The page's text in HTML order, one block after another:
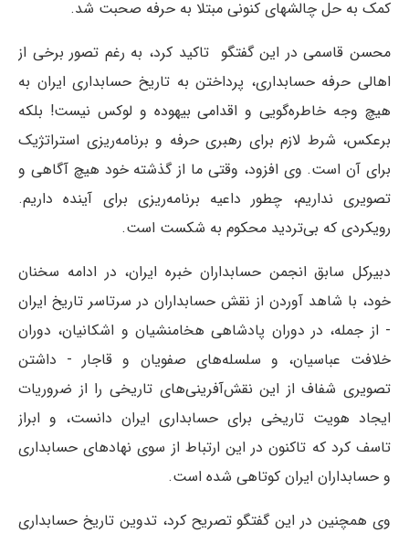
کمک به حل چالشهای کنونی مبتلا به حرفه صحبت شد.
محسن قاسمی در این گفتگو تاکید کرد، به رغم تصور برخی از
اهالی حرفه حسابداری، پرداختن به تاریخ حسابداری ایران به
هیچ وجه خاطره‌گویی و اقدامی بیهوده و لوکس نیست! بلکه
برعکس، شرط لازم برای رهبری حرفه و برنامه‌ریزی استراتژیک
برای آن است. وی افزود، وقتی ما از گذشته خود هیچ آگاهی و
تصویری نداریم، چطور داعیه برنامه‌ریزی برای آینده داریم.
رویکردی که بی‌تردید محکوم به شکست است.
دبیرکل سابق انجمن حسابداران خبره ایران، در ادامه سخنان
خود، با شاهد آوردن از نقش حسابداران در سرتاسر تاریخ ایران
- از جمله، در دوران پادشاهی هخامنشیان و اشکانیان، دوران
خلافت عباسیان، و سلسله‌های صفویان و قاجار - داشتن
تصویری شفاف از این نقش‌آفرینی‌های تاریخی را از ضروریات
ایجاد هویت تاریخی برای حسابداری ایران دانست، و ابراز
تاسف کرد که تاکنون در این ارتباط از سوی نهادهای حسابداری
و حسابداران ایران کوتاهی شده است.
وی همچنین در این گفتگو تصریح کرد، تدوین تاریخ حسابداری